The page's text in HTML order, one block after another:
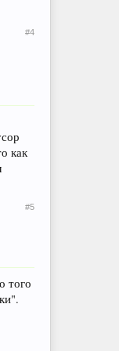
#4
как
#5
того